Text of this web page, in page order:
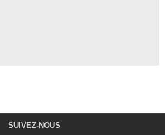
SUIVEZ-NOUS